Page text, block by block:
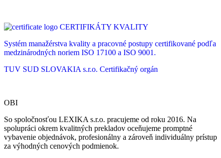
CERTIFIKÁTY KVALITY
Systém manažérstva kvality a pracovné postupy certifikované podľa
medzinárodných noriem ISO 17100 a ISO 9001.
TUV SUD SLOVAKIA s.r.o. Certifikačný orgán
OBI
So spoločnosťou LEXIKA s.r.o. pracujeme od roku 2016. Na
spolupráci okrem kvalitných prekladov oceňujeme promptné
vybavenie objednávok, profesionálny a zároveň individuálny prístup
za výhodných cenových podmienok.